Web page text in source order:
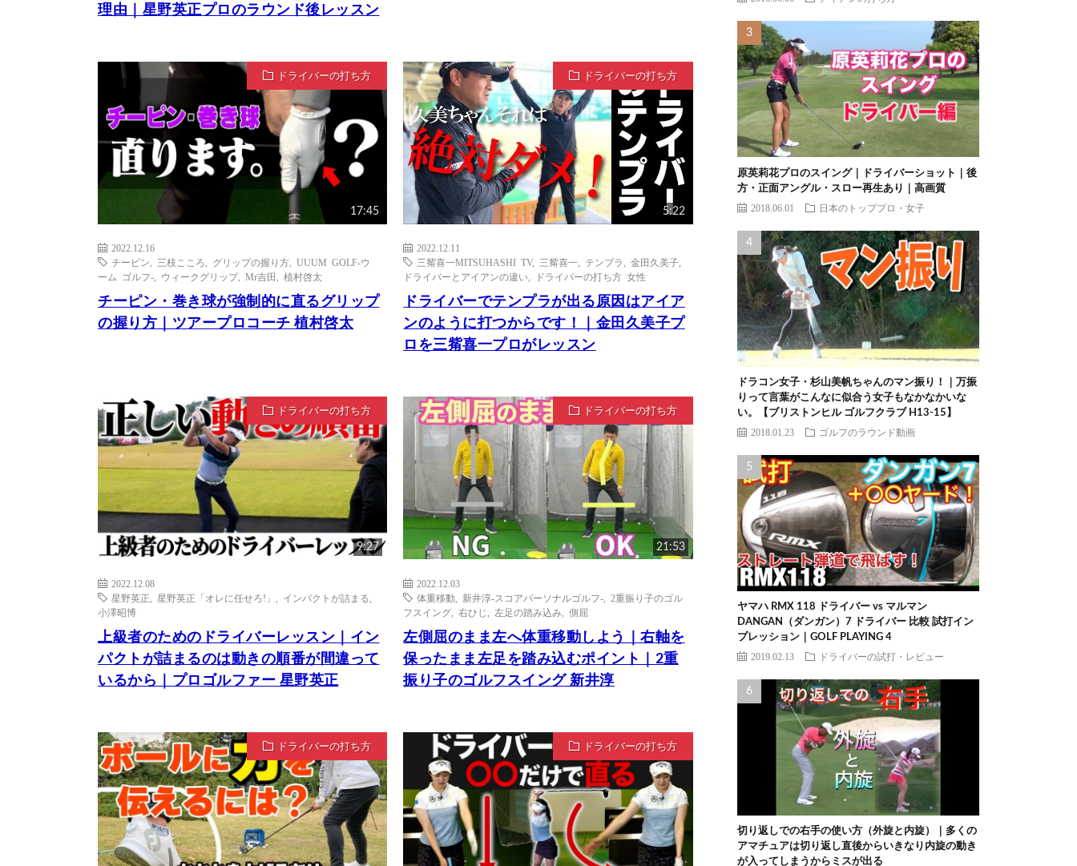
理由｜星野英正プロのラウンド後レッスン
ドライバーの打ち方
17:45
2022.12.16
チーピン
三枝こころ グリップの握り方
UUUM GOLF-ウ
ーム ゴルフ-
ウィークグリップ, Mr吉田 植村啓太
チーピン・巻き球が強制的に直るグリップ
の握り方｜ツアープロコーチ 植村啓太
ドライバーの打ち方
5:22
2022.12.11
三觜喜一MITSUHASHI TV, 三觜喜一 テンプラ ,金田久美子
ドライバーとアイアンの違い
ドライバーの打ち方 女性
ドライバーでテンプラが出る原因はアイア
ンのように打つからです！｜金田久美子プ
ロを三觜喜一プロがレッスン
ドライバーの打ち方
9:27
2022.12.08
星野英正
星野英正「オレに任せろ!」 インパクトが詰まる
小澤昭博
上級者のためのドライバーレッスン｜イン
パクトが詰まるのは動きの順番が間違って
いるから｜プロゴルファー 星野英正
ドライバーの打ち方
21:53
2022.12.03
体重移動
新井淳-スコアパーソナルゴルフ- ,2重振り子のゴル
フスイング ,右ひじ 左足の踏み込み ,側屈
左側屈のまま左へ体重移動しよう｜右軸を
保ったまま左足を踏み込むポイント｜2重
振り子のゴルフスイング 新井淳
ドライバーの打ち方 ドライバーの打ち方
原英莉花プロのスイング｜ドライバーショット｜後
方・正面アングル・スロー再生あり｜高画質
2018.06.01 日本のトッププロ・女子
ドラコン女子・杉山美帆ちゃんのマン振り！｜万振
りって言葉がこんなに似合う女子もなかなかいな
い。【ブリストンヒル ゴルフクラブ H13-15】
2018.01.23 ゴルフのラウンド動画
ヤマハ RMX 118 ドライバー vs マルマン
DANGAN（ダンガン）7 ドライバー 比較 試打イン
プレッション｜GOLF PLAYING 4
2019.02.13 ドライバーの試打・レビュー
切り返しでの右手の使い方（外旋と内旋）｜多くの
アマチュアは切り返し直後からいきなり内旋の動き
が入ってしまうからミスが出る